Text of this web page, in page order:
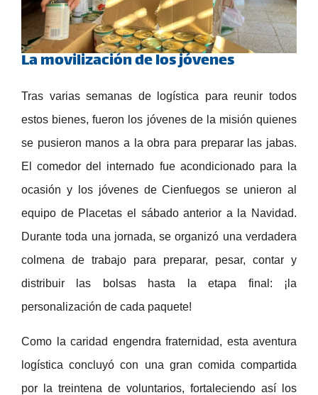
La movilización de los jóvenes
Tras varias semanas de logística para reunir todos
estos bienes, fueron los jóvenes de la misión quienes
se pusieron manos a la obra para preparar las jabas.
El comedor del internado fue acondicionado para la
ocasión y los jóvenes de Cienfuegos se unieron al
equipo de Placetas el sábado anterior a la Navidad.
Durante toda una jornada, se organizó una verdadera
colmena de trabajo para preparar, pesar, contar y
distribuir las bolsas hasta la etapa final: ¡la
personalización de cada paquete!
Como la caridad engendra fraternidad, esta aventura
logística concluyó con una gran comida compartida
por la treintena de voluntarios, fortaleciendo así los